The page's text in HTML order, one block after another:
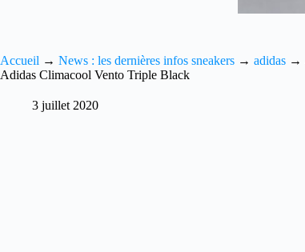
Accueil → News : les dernières infos sneakers → adidas →
Adidas Climacool Vento Triple Black
3 juillet 2020